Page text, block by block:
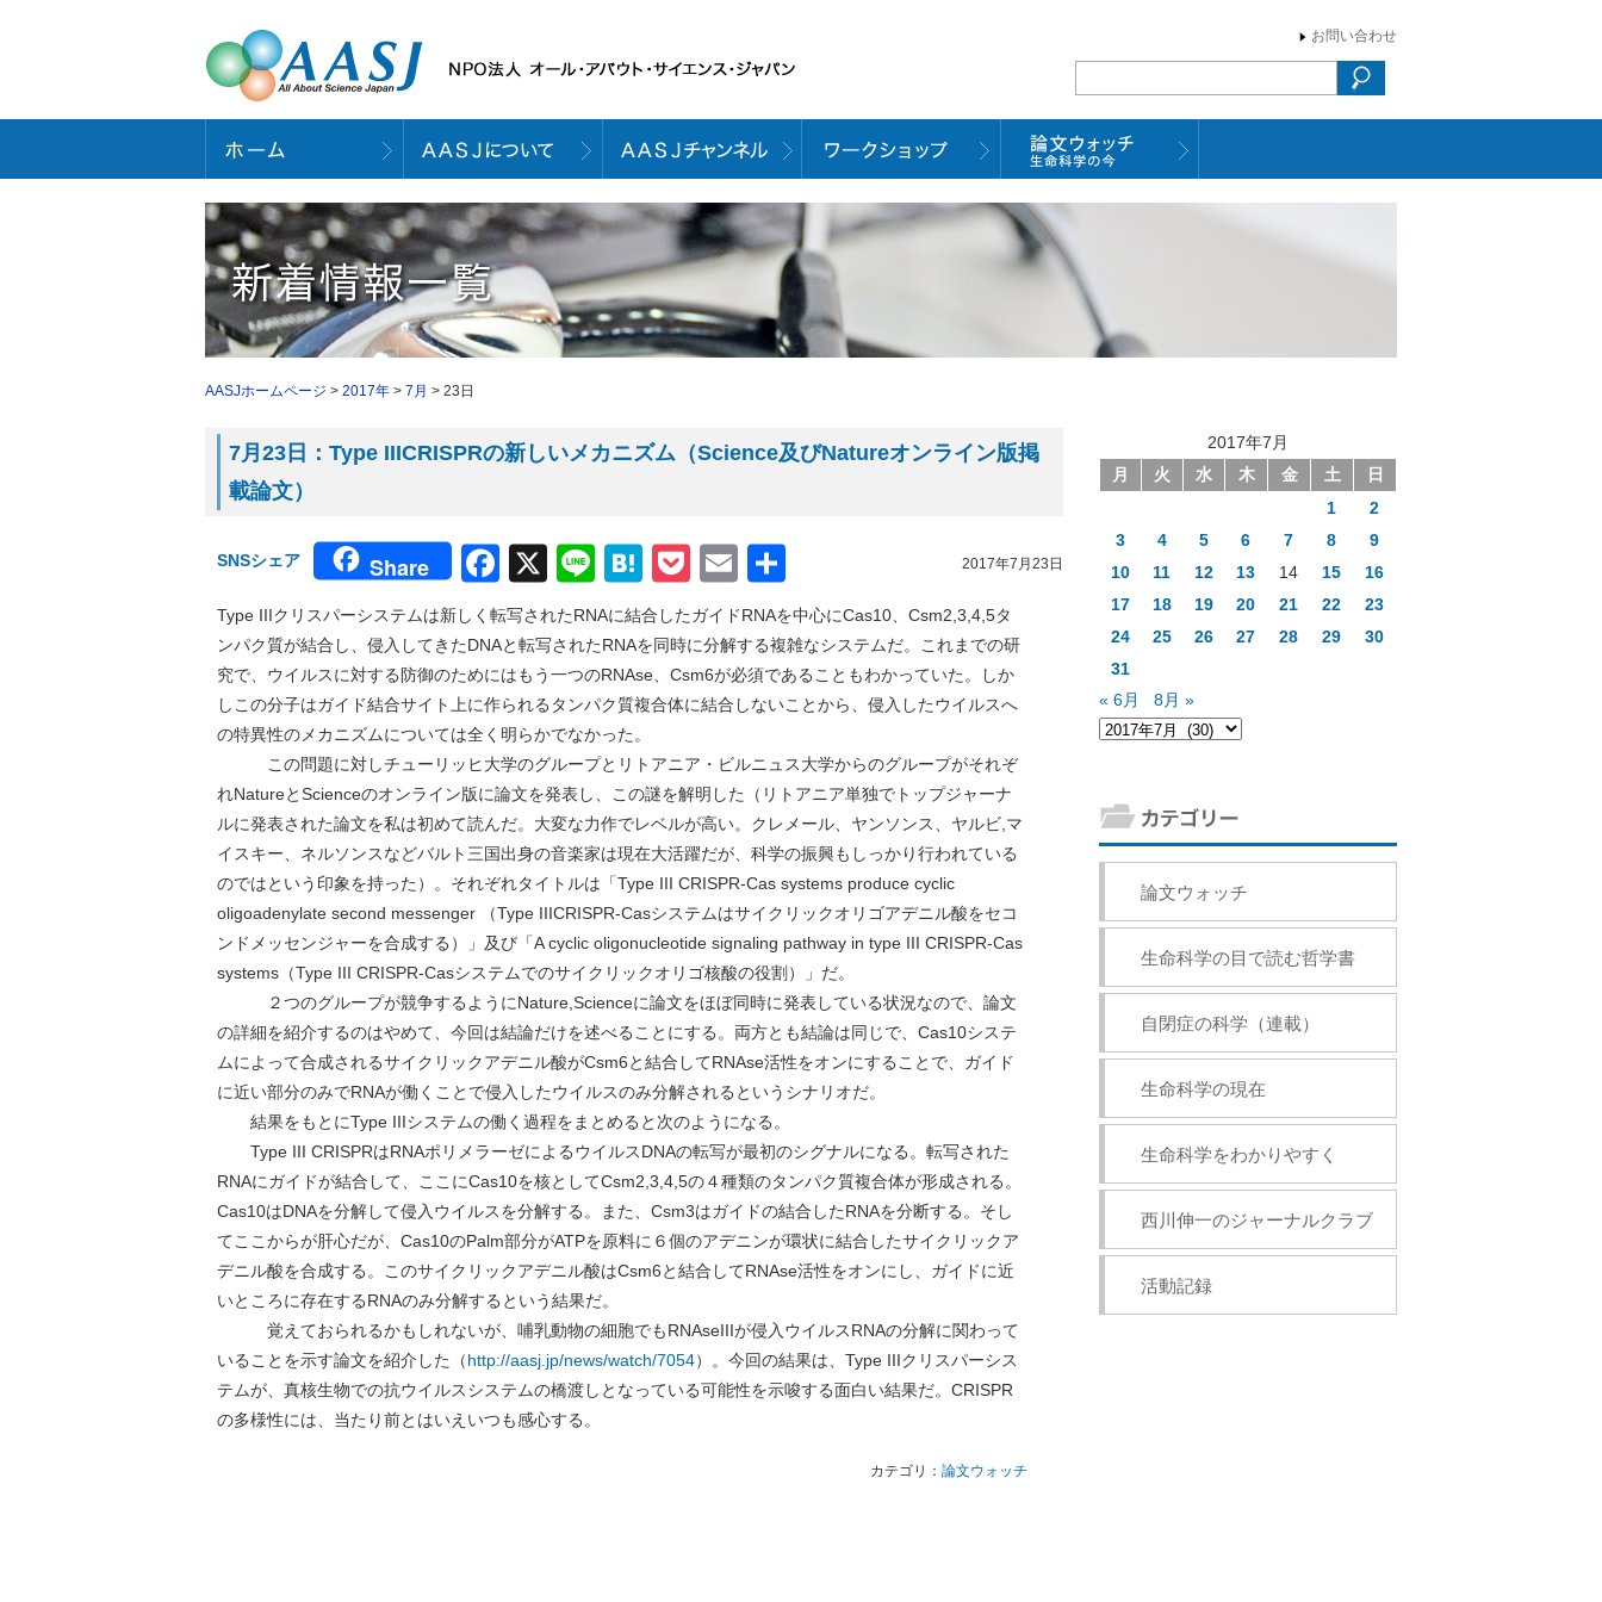
お問い合わせ
AASJホームページ > 2017年 > 7月 > 23日
7月23日：Type IIICRISPRの新しいメカニズム（Science及びNatureオンライン版掲
載論文）
2017年7月23日
SNSシェア Share Facebook
X LineHatena
Pocket
Email
有
Type IIIクリスパーシステムは新しく転写されたRNAに結合したガイドRNAを中心にCas10、Csm2,3,4,5タ
ンパク質が結合し、侵入してきたDNAと転写されたRNAを同時に分解する複雑なシステムだ。これまでの研
究で、ウイルスに対する防御のためにはもう一つのRNAse、Csm6が必須であることもわかっていた。しか
しこの分子はガイド結合サイト上に作られるタンパク質複合体に結合しないことから、侵入したウイルスへ
の特異性のメカニズムについては全く明らかでなかった。
この問題に対しチューリッヒ大学のグループとリトアニア・ビルニュス大学からのグループがそれぞ
れNatureとScienceのオンライン版に論文を発表し、この謎を解明した（リトアニア単独でトップジャーナ
ルに発表された論文を私は初めて読んだ。大変な力作でレベルが高い。クレメール、ヤンソンス、ヤルビ,マ
イスキー、ネルソンスなどバルト三国出身の音楽家は現在大活躍だが、科学の振興もしっかり行われている
のではという印象を持った）。それぞれタイトルは「Type III CRISPR-Cas systems produce cyclic
oligoadenylate second messenger （Type IIICRISPR-Casシステムはサイクリックオリゴアデニル酸をセコ
ンドメッセンジャーを合成する）」及び「A cyclic oligonucleotide signaling pathway in type III CRISPR-Cas
systems（Type III CRISPR-Casシステムでのサイクリックオリゴ核酸の役割）」だ。
２つのグループが競争するようにNature,Scienceに論文をほぼ同時に発表している状況なので、論文
の詳細を紹介するのはやめて、今回は結論だけを述べることにする。両方とも結論は同じで、Cas10システ
ムによって合成されるサイクリックアデニル酸がCsm6と結合してRNAse活性をオンにすることで、ガイド
に近い部分のみでRNAが働くことで侵入したウイルスのみ分解されるというシナリオだ。
結果をもとにType IIIシステムの働く過程をまとめると次のようになる。
Type III CRISPRはRNAポリメラーゼによるウイルスDNAの転写が最初のシグナルになる。転写された
RNAにガイドが結合して、ここにCas10を核としてCsm2,3,4,5の４種類のタンパク質複合体が形成される。
Cas10はDNAを分解して侵入ウイルスを分解する。また、Csm3はガイドの結合したRNAを分断する。そし
てここからが肝心だが、Cas10のPalm部分がATPを原料に６個のアデニンが環状に結合したサイクリックア
デニル酸を合成する。このサイクリックアデニル酸はCsm6と結合してRNAse活性をオンにし、ガイドに近
いところに存在するRNAのみ分解するという結果だ。
覚えておられるかもしれないが、哺乳動物の細胞でもRNAseIIIが侵入ウイルスRNAの分解に関わって
いることを示す論文を紹介した（http://aasj.jp/news/watch/7054）。今回の結果は、Type IIIクリスパーシス
テムが、真核生物での抗ウイルスシステムの橋渡しとなっている可能性を示唆する面白い結果だ。CRISPR
の多様性には、当たり前とはいえいつも感心する。
カテゴリ： 論文ウォッチ
2017年7月
月
火 水 木 金 土
日
1
2
3
4 5 6 7 8
9
10
11 12 13 14 15
16
17
18 19 20 21 22
23
24
25 26 27 28 29
30
31
« 6月
8月 »
論文ウォッチ
生命科学の目で読む哲学書
自閉症の科学（連載）
生命科学の現在
生命科学をわかりやすく
西川伸一のジャーナルクラブ
活動記録